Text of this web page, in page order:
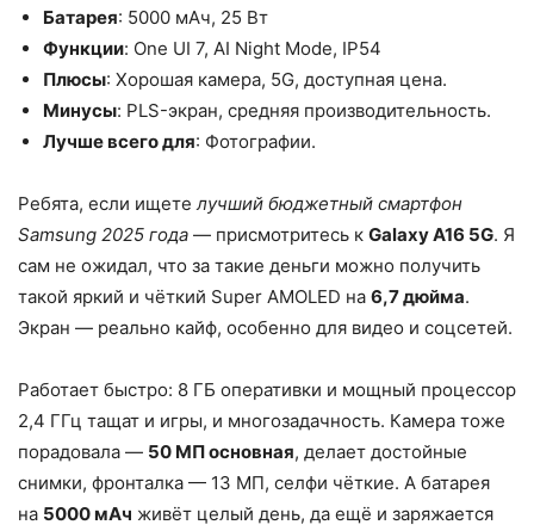
Батарея: 5000 мАч, 25 Вт
Функции: One UI 7, AI Night Mode, IP54
Плюсы: Хорошая камера, 5G, доступная цена.
Минусы: PLS-экран, средняя производительность.
Лучше всего для: Фотографии.
Ребята, если ищете лучший бюджетный смартфон
Samsung 2025 года — присмотритесь к Galaxy A16 5G. Я
сам не ожидал, что за такие деньги можно получить
такой яркий и чёткий Super AMOLED на 6,7 дюйма.
Экран — реально кайф, особенно для видео и соцсетей.
Работает быстро: 8 ГБ оперативки и мощный процессор
2,4 ГГц тащат и игры, и многозадачность. Камера тоже
порадовала — 50 МП основная, делает достойные
снимки, фронталка — 13 МП, селфи чёткие. А батарея
на 5000 мАч живёт целый день, да ещё и заряжается